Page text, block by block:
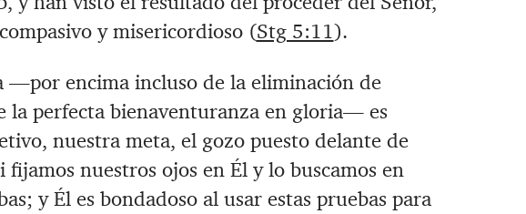
y misericordioso (Stg 5:11).
—por encima incluso de la eliminación de
la perfecta bienaventuranza en gloria— es
nuestra meta, el gozo puesto delante de
fijamos nuestros ojos en Él y lo buscamos en
y Él es bondadoso al usar estas pruebas para